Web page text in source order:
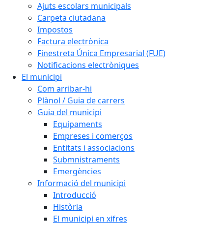
Ajuts escolars municipals
Carpeta ciutadana
Impostos
Factura electrònica
Finestreta Única Empresarial (FUE)
Notificacions electròniques
El municipi
Com arribar-hi
Plànol / Guia de carrers
Guia del municipi
Equipaments
Empreses i comerços
Entitats i associacions
Submnistraments
Emergències
Informació del municipi
Introducció
Història
El municipi en xifres